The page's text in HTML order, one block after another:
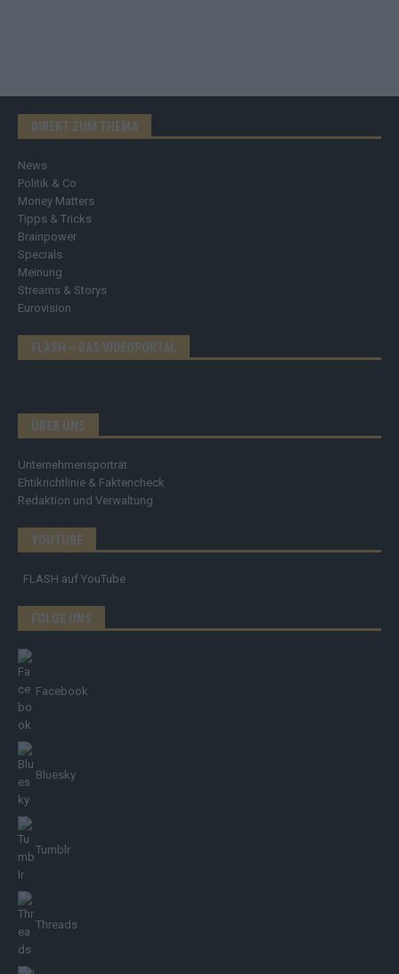
DIREKT ZUM THEMA
News
Politik & Co
Money Matters
Tipps & Tricks
Brainpower
Specials
Meinung
Streams & Storys
Eurovision
FLASH – DAS VIDEOPORTAL
ÜBER UNS
Unternehmensporträt
Ehtikrichtlinie & Faktencheck
Redaktion und Verwaltung
YOUTUBE
FLASH auf YouTube
FOLGE UNS
Facebook
Bluesky
Tumblr
Threads